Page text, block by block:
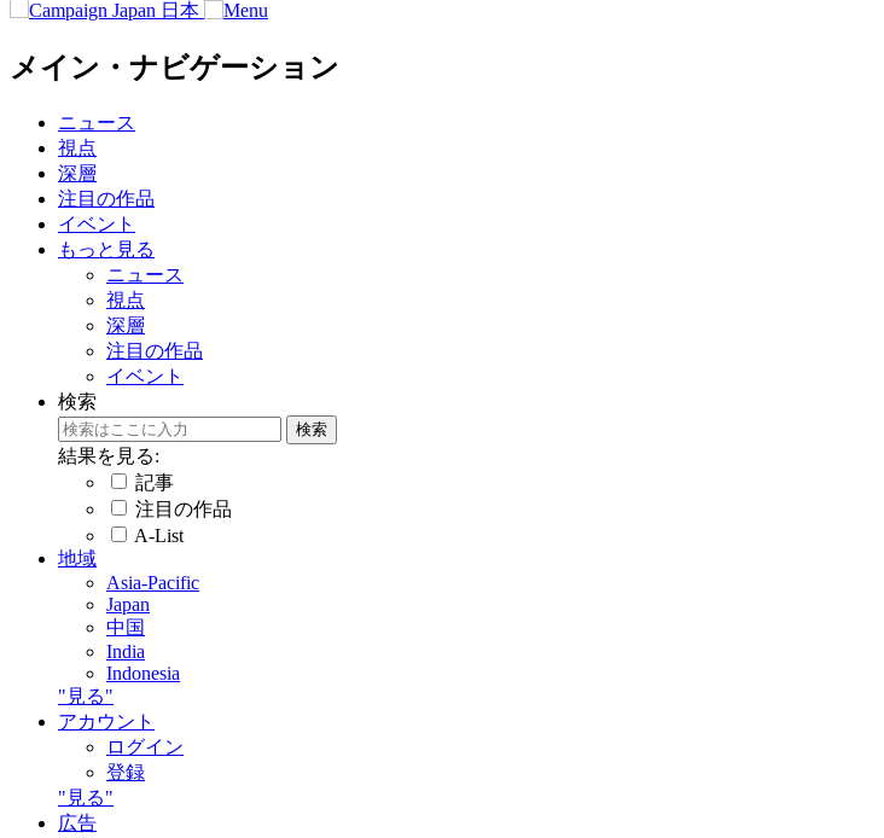
メイン・ナビゲーション
ニュース
視点
深層
注目の作品
イベント
もっと見る
ニュース
視点
深層
注目の作品
イベント
検索
結果を見る:
記事
注目の作品
A-List
地域
Asia-Pacific
Japan
中国
India
Indonesia
"見る"
アカウント
ログイン
登録
"見る"
広告